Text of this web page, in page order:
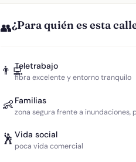
👥¿Para quién es esta
👨‍💻Teletrabajo
fibra excelente y entorno tranquilo
👶 Familias
zona segura frente a inundaciones,
🕺 Vida social
poca vida comercial